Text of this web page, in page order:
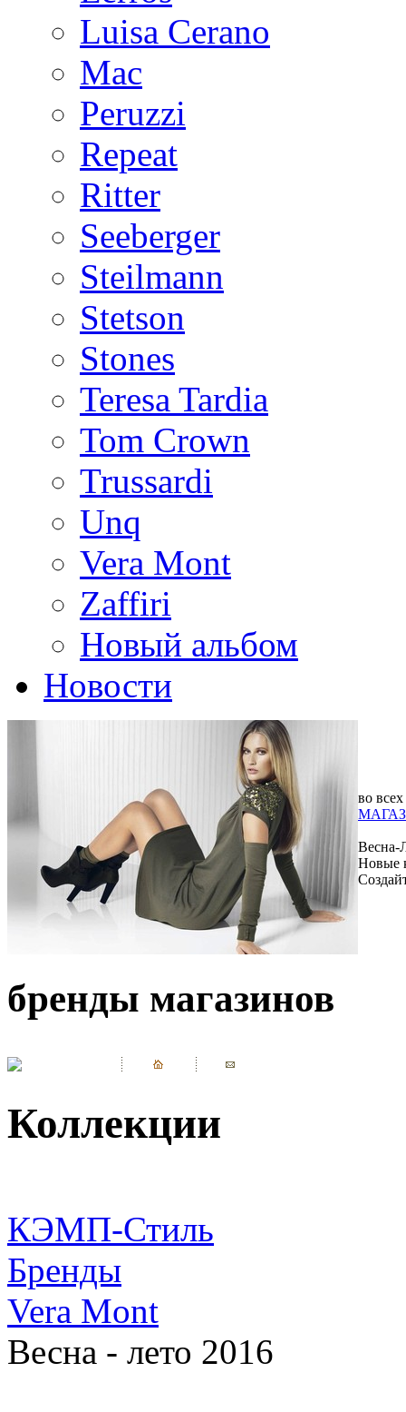
Luisa Cerano
Mac
Peruzzi
Repeat
Ritter
Seeberger
Steilmann
Stetson
Stones
Teresa Tardia
Tom Crown
Trussardi
Unq
Vera Mont
Zaffiri
Новый альбом
Новости
во всех
Весна-
Новые
бренды магазинов
Коллекции
КЭМП-Стиль
Бренды
Vera Mont
Весна - лето 2016